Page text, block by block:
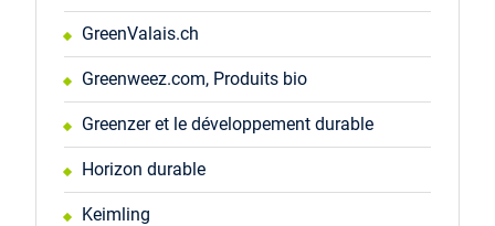
GreenValais.ch
Greenweez.com, Produits bio
Greenzer et le développement durable
Horizon durable
Keimling